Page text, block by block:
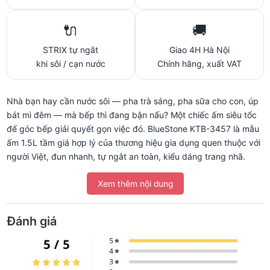
🔌
STRIX tự ngắt
khi sôi / cạn nước
🚚
Giao 4H Hà Nội
Chính hãng, xuất VAT
Nhà bạn hay cần nước sôi — pha trà sáng, pha sữa cho con, úp
bát mì đêm — mà bếp thì đang bận nấu? Một chiếc ấm siêu tốc
để góc bếp giải quyết gọn việc đó. BlueStone KTB-3457 là mẫu
ấm 1.5L tầm giá hợp lý của thương hiệu gia dụng quen thuộc với
người Việt, đun nhanh, tự ngắt an toàn, kiểu dáng trang nhã.
Đang giảm 42% còn 520.000đ, đây là lựa chọn dễ quyết cho cả
nhà mới lẫn nhà cần thay ấm cũ.
⏱️ Đun sôi mất bao lâu, có tốn điện
không?
Xem thêm nội dung
Đánh giá